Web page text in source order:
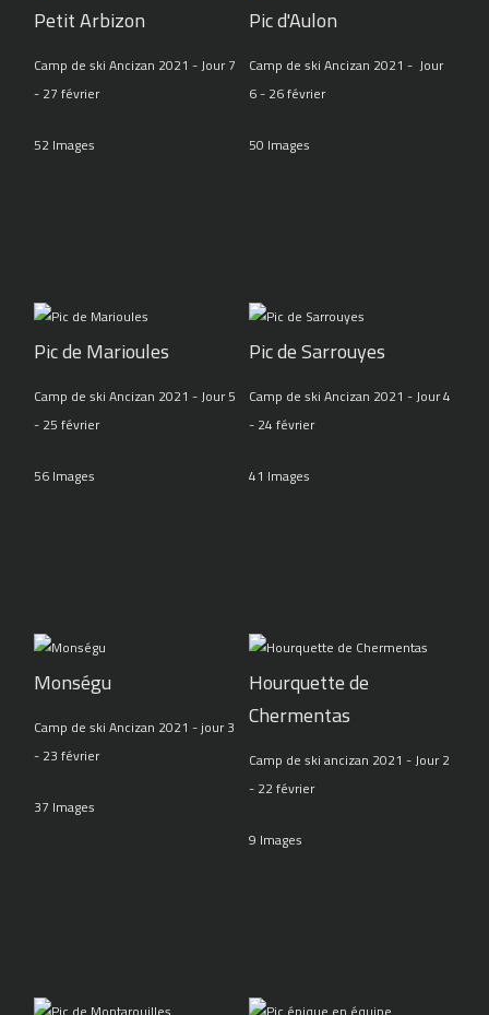
Petit Arbizon
Camp de ski Ancizan 2021 - Jour 7
- 27 février
52 Images
Pic d'Aulon
Camp de ski Ancizan 2021 - Jour
6 - 26 février
50 Images
Pic de Marioules
Camp de ski Ancizan 2021 - Jour 5
- 25 février
56 Images
Pic de Sarrouyes
Camp de ski Ancizan 2021 - Jour 4
- 24 février
41 Images
Monségu
Camp de ski Ancizan 2021 - jour 3
- 23 février
37 Images
Hourquette de
Chermentas
Camp de ski ancizan 2021 - Jour 2
- 22 février
9 Images